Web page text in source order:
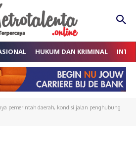
HUKUM DAN KRIMINAL
pemerintah daerah, kondisi jalan penghubung